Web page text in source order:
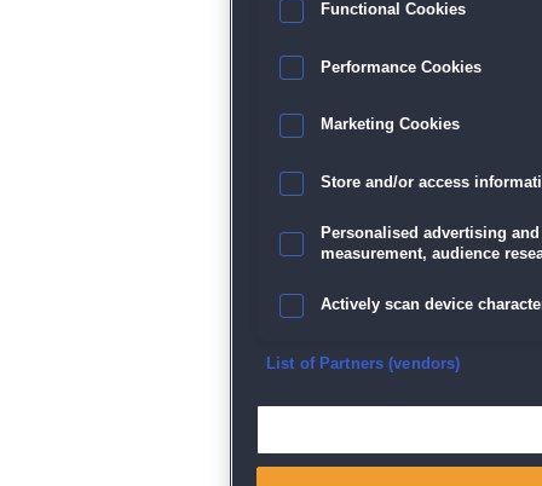
Functional Cookies
Performance Cookies
Marketing Cookies
Store and/or access
Personalised advertising
measurement, audience
Actively scan device
Ensure security, prevent
List of Partners (vendors)